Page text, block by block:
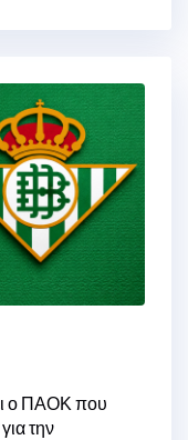
ο ΠΑΟΚ που
την